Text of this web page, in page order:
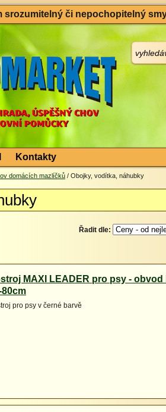
či nepochopitelný
Kontakty
domácích mazlíčků / Obojky, vodítka, náhubky
Řadit dle:
MAXI LEADER pro psy - obvod
80cm
pro psy v černé barvě